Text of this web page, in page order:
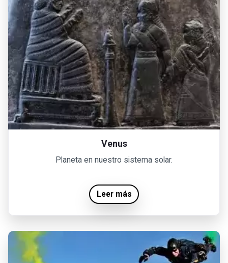
Venus
Planeta en nuestro sistema solar.
Leer más